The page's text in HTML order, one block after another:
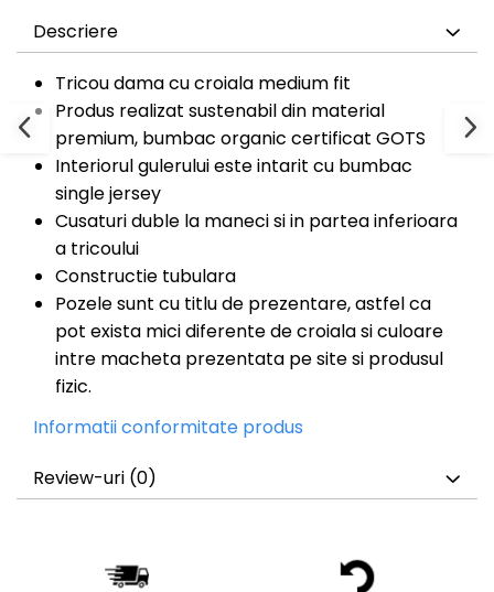
Body-uri
Descriere
Tricou dama cu croiala medium fit
Produs realizat sustenabil din material
premium, bumbac organic certificat GOTS
Interiorul gulerului este intarit cu bumbac
single jersey
Cusaturi duble la maneci si in partea inferioara
a tricoului
Constructie tubulara
Pozele sunt cu titlu de prezentare, astfel ca
pot exista mici diferente de croiala si culoare
intre macheta prezentata pe site si produsul
fizic.
Informatii conformitate produs
Review-uri (0)